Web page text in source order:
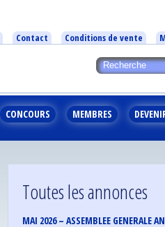
Contact Conditions de vente
CONCOURS MEMBRES
Toutes les annonces
MAI 2026 – ASSEMBLEE GENERALE